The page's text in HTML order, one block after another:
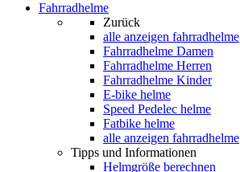
Fahrradhelme
Zurück
alle anzeigen fahrradhelme
Fahrradhelme Damen
Fahrradhelme Herren
Fahrradhelme Kinder
E-bike helme
Speed Pedelec helme
Fatbike helme
alle anzeigen fahrradhelme
Tipps und Informationen
Helmgröße berechnen